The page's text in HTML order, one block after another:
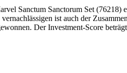
Sanctum Sanctorum Set (76218)
ist auch der
Der Investment-Score